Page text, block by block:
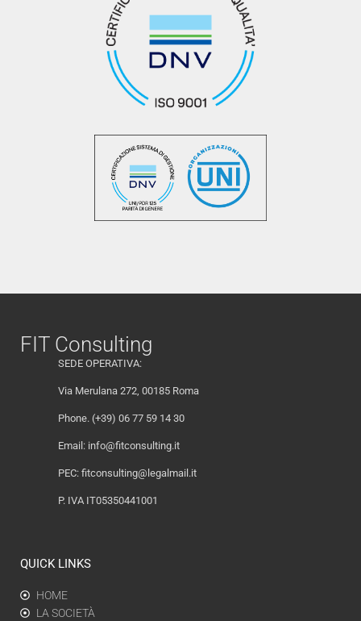
FIT Consulting
SEDE OPERATIVA:
Via Merulana 272, 00185 Roma
Phone. (+39) 06 77 59 14 30
Email: info@fitconsulting.it
PEC: fitconsulting@legalmail.it
P. IVA IT05350441001
QUICK LINKS
HOME
LA SOCIETÀ